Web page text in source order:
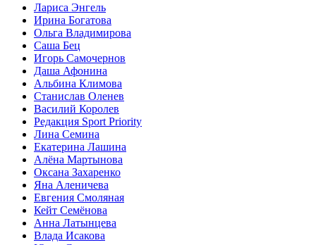
Лариса Энгель
Ирина Богатова
Ольга Владимирова
Саша Бец
Игорь Самочернов
Даша Афонина
Альбина Климова
Станислав Оленев
Василий Королев
Редакция Sport Priority
Лина Семина
Екатерина Лашина
Алёна Мартынова
Оксана Захаренко
Яна Аленичева
Евгения Смоляная
Кейт Семёнова
Анна Латынцева
Влада Исакова